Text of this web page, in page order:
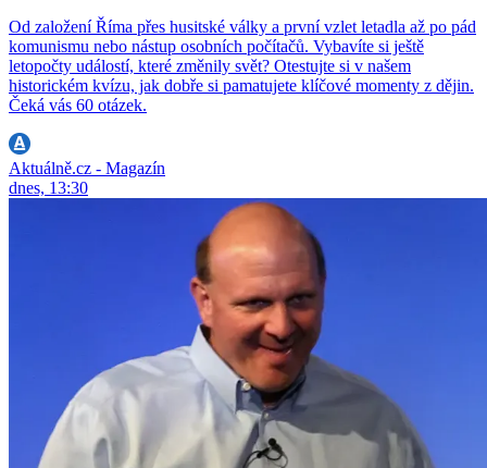
Od založení Říma přes husitské války a první vzlet letadla až po pád
komunismu nebo nástup osobních počítačů. Vybavíte si ještě
letopočty událostí, které změnily svět? Otestujte si v našem
historickém kvízu, jak dobře si pamatujete klíčové momenty z dějin.
Čeká vás 60 otázek.
Aktuálně.cz - Magazín
dnes, 13:30